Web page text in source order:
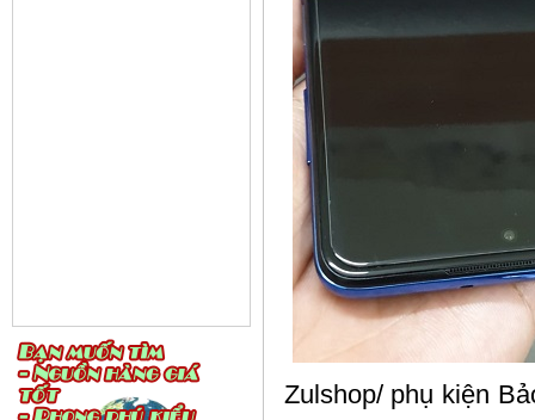
Zulshop/ phụ kiện